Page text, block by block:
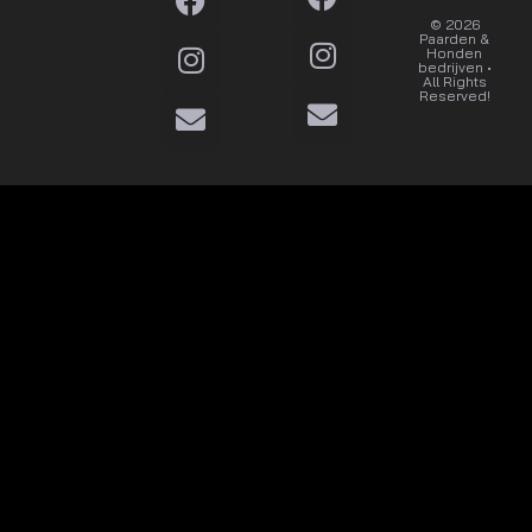
© 2026
Paarden &
Honden
bedrijven •
All Rights
Reserved!